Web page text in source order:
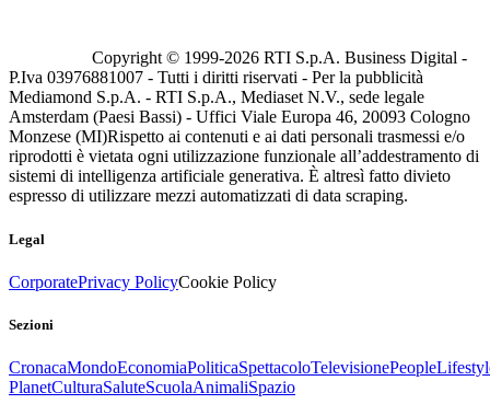
Copyright © 1999-2026 RTI S.p.A. Business Digital -
P.Iva 03976881007 - Tutti i diritti riservati - Per la pubblicità
Mediamond S.p.A. - RTI S.p.A., Mediaset N.V., sede legale
Amsterdam (Paesi Bassi) - Uffici Viale Europa 46, 20093 Cologno
Monzese (MI)Rispetto ai contenuti e ai dati personali trasmessi e/o
riprodotti è vietata ogni utilizzazione funzionale all’addestramento di
sistemi di intelligenza artificiale generativa. È altresì fatto divieto
espresso di utilizzare mezzi automatizzati di data scraping.
Legal
CorporatePrivacy PolicyCookie Policy
Sezioni
CronacaMondoEconomiaPoliticaSpettacoloTelevisionePeople
PlanetCulturaSaluteScuolaAnimaliSpazio